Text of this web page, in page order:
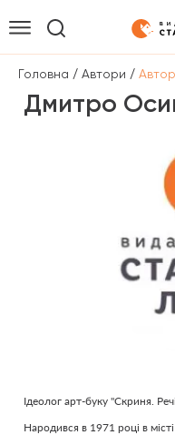
Головна / Автори /
Дмитро
Ідеолог арт-буку "Скриня.
Народився в 1971 році в місті